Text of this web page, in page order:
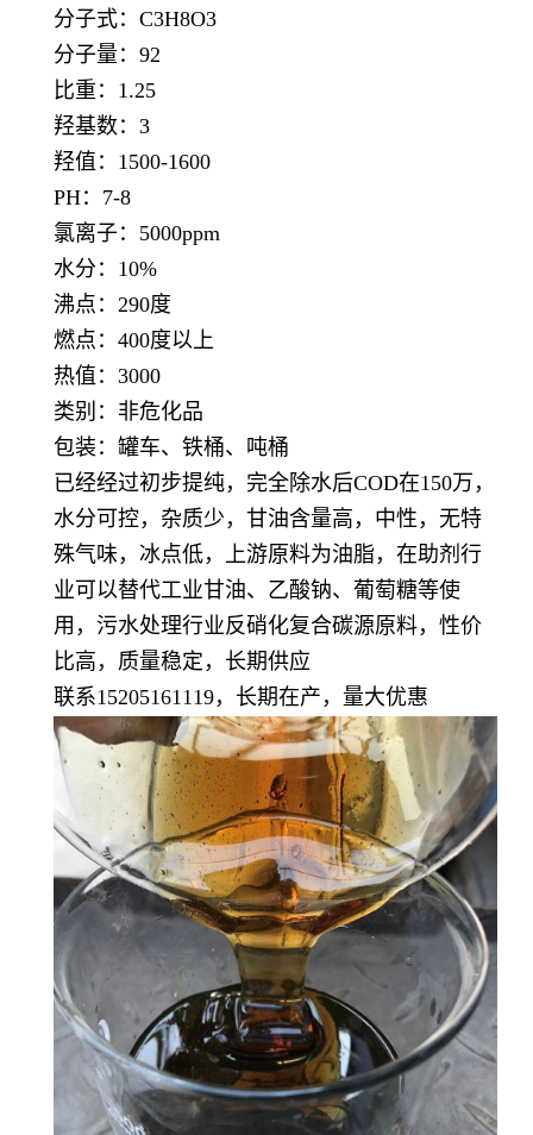
分子式：C3H8O3
分子量：92
比重：1.25
羟基数：3
羟值：1500-1600
PH：7-8
氯离子：5000ppm
水分：10%
沸点：290度
燃点：400度以上
热值：3000
类别：非危化品
包装：罐车、铁桶、吨桶
已经经过初步提纯，完全除水后COD在150万，
水分可控，杂质少，甘油含量高，中性，无特
殊气味，冰点低，上游原料为油脂，在助剂行
业可以替代工业甘油、乙酸钠、葡萄糖等使
用，污水处理行业反硝化复合碳源原料，性价
比高，质量稳定，长期供应
联系15205161119，长期在产，量大优惠